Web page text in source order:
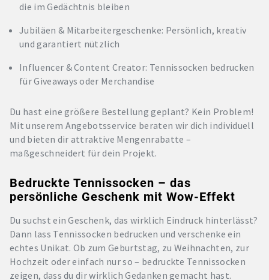
die im Gedächtnis bleiben
Jubiläen & Mitarbeitergeschenke: Persönlich, kreativ
und garantiert nützlich
Influencer & Content Creator: Tennissocken bedrucken
für Giveaways oder Merchandise
Du hast eine größere Bestellung geplant? Kein Problem!
Mit unserem Angebotsservice beraten wir dich individuell
und bieten dir attraktive Mengenrabatte –
maßgeschneidert für dein Projekt.
Bedruckte Tennissocken – das
persönliche Geschenk mit Wow-Effekt
Du suchst ein Geschenk, das wirklich Eindruck hinterlässt?
Dann lass Tennissocken bedrucken und verschenke ein
echtes Unikat. Ob zum Geburtstag, zu Weihnachten, zur
Hochzeit oder einfach nur so – bedruckte Tennissocken
zeigen, dass du dir wirklich Gedanken gemacht hast.